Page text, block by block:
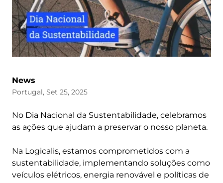
News
Portugal, Set 25, 2025
No Dia Nacional da Sustentabilidade, celebramos
as ações que ajudam a preservar o nosso planeta.
Na Logicalis, estamos comprometidos com a
sustentabilidade, implementando soluções como
veículos elétricos, energia renovável e políticas de